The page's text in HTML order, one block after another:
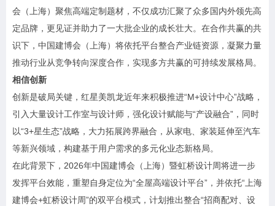
会（上海）聚焦高端定制题材，不仅成功汇聚了众多国内外领先高
定品牌，更见证并助力了一大批企业的成长壮大。在合作共赢的共
识下，中国建博会（上海）将依托平台整合产业链资源，凝聚力量
推动行业从竞争转向深度合作，实现多方共赢的可持续发展格局。
相信创新
创新是破局关键，红星美凯龙近年来积极推进“M+设计中心”战略，
引入大量设计工作室与设计师，强化设计赋能与“产设融合”，同时
以“3+星生态”战略，大力拓展跨界融合，从家电、家装延伸至汽车
等新兴领域，构建基于用户需求的多元化业态新格局。
在此背景下，2026年中国建博会（上海）暨虹桥设计周将进一步
发挥平台效能，重塑自身定位为“全屋高端设计平台”，并依托“上海
建博会+虹桥设计周”的双平台模式，计划推出整合“招商配对、设